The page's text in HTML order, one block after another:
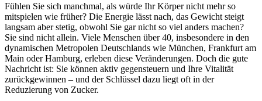
Fühlen Sie sich manchmal, als würde Ihr Körper nicht mehr so
mitspielen wie früher? Die Energie lässt nach, das Gewicht steigt
langsam aber stetig, obwohl Sie gar nicht so viel anders machen?
Sie sind nicht allein. Viele Menschen über 40, insbesondere in den
dynamischen Metropolen Deutschlands wie München, Frankfurt am
Main oder Hamburg, erleben diese Veränderungen. Doch die gute
Nachricht ist: Sie können aktiv gegensteuern und Ihre Vitalität
zurückgewinnen – und der Schlüssel dazu liegt oft in der
Reduzierung von Zucker.